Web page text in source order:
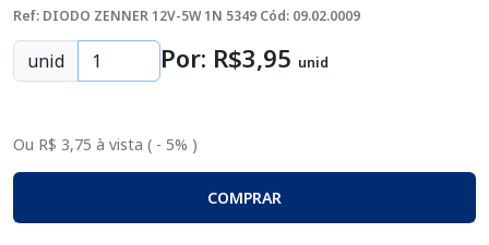
Ref: DIODO ZENNER 12V-5W 1N 5349 Cód: 09.02.0009
unid Por: R$3,95 unid
Ou R$ 3,75 à vista ( - 5% )
COMPRAR